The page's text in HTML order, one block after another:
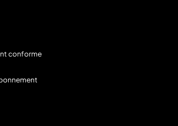
conforme